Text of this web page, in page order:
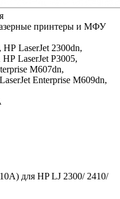
принтеры и МФУ
HP LaserJet 2300dn,
HP LaserJet P3005,
M607dn,
Enterprise M609dn,
для HP LJ 2300/ 2410/